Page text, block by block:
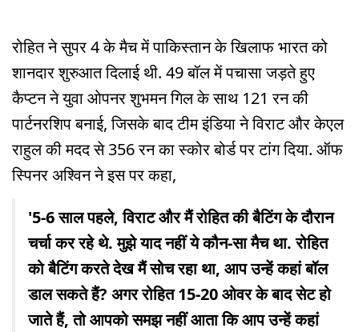
रोहित ने सुपर 4 के मैच में पाकिस्तान के खिलाफ भारत को
शानदार शुरुआत दिलाई थी. 49 बॉल में पचासा जड़ते हुए
कैप्टन ने युवा ओपनर शुभमन गिल के साथ 121 रन की
पार्टनरशिप बनाई, जिसके बाद टीम इंडिया ने विराट और केएल
राहुल की मदद से 356 रन का स्कोर बोर्ड पर टांग दिया. ऑफ
स्पिनर अश्विन ने इस पर कहा,
'5-6 साल पहले, विराट और मैं रोहित की बैटिंग के दौरान
चर्चा कर रहे थे. मुझे याद नहीं ये कौन-सा मैच था. रोहित
को बैटिंग करते देख मैं सोच रहा था, आप उन्हें कहां बॉल
डाल सकते हैं? अगर रोहित 15-20 ओवर के बाद सेट हो
जाते हैं, तो आपको समझ नहीं आता कि आप उन्हें कहां